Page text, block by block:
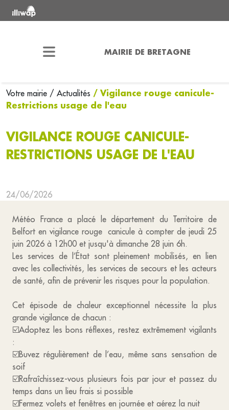
MAIRIE DE BRETAGNE
Votre mairie / Actualités / Vigilance rouge canicule-
Restrictions usage de l'eau
VIGILANCE ROUGE CANICULE-
RESTRICTIONS USAGE DE L'EAU
24/06/2026
Météo France a placé le département du Territoire de
Belfort en vigilance rouge canicule à compter de jeudi 25
juin 2026 à 12h00 et jusqu'à dimanche 28 juin 6h.
Les services de l’État sont pleinement mobilisés, en lien
avec les collectivités, les services de secours et les acteurs
de santé, afin de prévenir les risques pour la population.
Cet épisode de chaleur exceptionnel nécessite la plus
grande vigilance de chacun :
☑️Adoptez les bons réflexes, restez extrêmement vigilants
:
☑️Buvez régulièrement de l’eau, même sans sensation de
soif
☑️Rafraîchissez-vous plusieurs fois par jour et passez du
temps dans un lieu frais si possible
☑️Fermez volets et fenêtres en journée et aérez la nuit